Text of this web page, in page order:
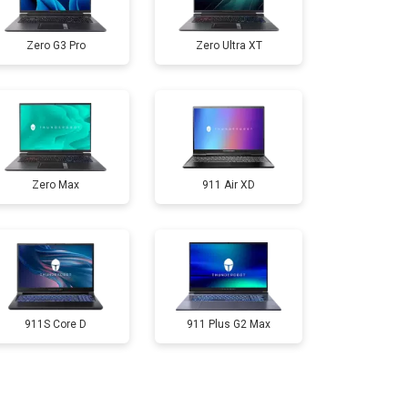
3300 ₽ Заказать
3800 ₽ Заказать
1500 ₽ Заказать
2900 ₽ Заказать
1200 ₽ Заказать
Zero G3 Pro Zero Ultra XT
Zero Max 911 Air XD
911S Core D 911 Plus G2 Max